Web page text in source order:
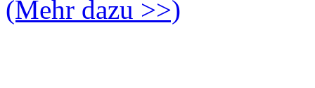
(Mehr dazu >>)